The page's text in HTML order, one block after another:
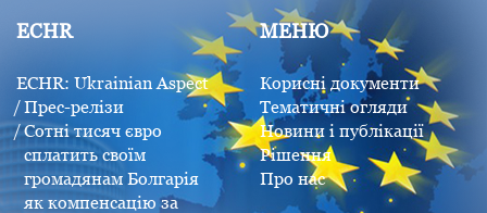
ECHR
ECHR: Ukrainian Aspect
Прес-релізи
Сотні тисяч євро
сплатить своїм
громадянам Болгарія
як компенсацію за
МЕНЮ
Корисні документи
Тематичні огляди
Новини і публікації
Рішення
Про нас